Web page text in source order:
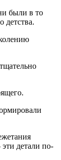
были в то
детства.
детали по-